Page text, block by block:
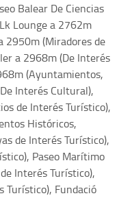
Balear De Ciencias
Lounge a 2762m
2950m (Miradores de
a 2968m (De Interés
(Ayuntamientos,
Interés Cultural),
de Interés Turístico),
Históricos,
de Interés Turístico),
Paseo Marítimo
Interés Turístico),
Turístico), Fundació